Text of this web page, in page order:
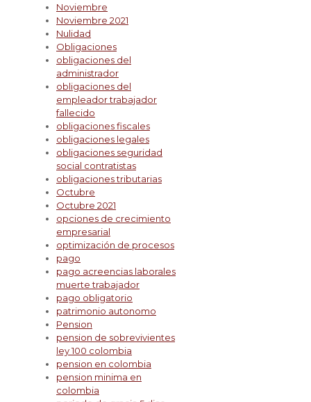
Noviembre
Noviembre 2021
Nulidad
Obligaciones
obligaciones del
administrador
obligaciones del
empleador trabajador
fallecido
obligaciones fiscales
obligaciones legales
obligaciones seguridad
social contratistas
obligaciones tributarias
Octubre
Octubre 2021
opciones de crecimiento
empresarial
optimización de procesos
pago
pago acreencias laborales
muerte trabajador
pago obligatorio
patrimonio autonomo
Pension
pension de sobrevivientes
ley 100 colombia
pension en colombia
pension minima en
colombia